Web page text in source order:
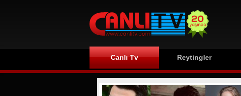
Canlı Tv Reytingler